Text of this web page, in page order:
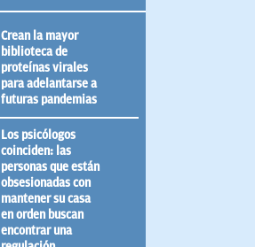
Crean la mayor
biblioteca de
proteínas virales
para adelantarse a
futuras pandemias
Los psicólogos
coinciden: las
personas que están
obsesionadas con
mantener su casa
en orden buscan
encontrar una